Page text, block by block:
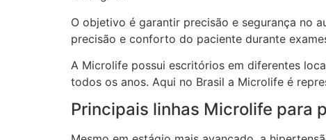
O objetivo é garantir precisão e segurança no
precisão e conforto do paciente durante
A Microlife possui escritórios em diferentes
todos os anos. Aqui no Brasil a Microlife é
Principais linhas Microlife para